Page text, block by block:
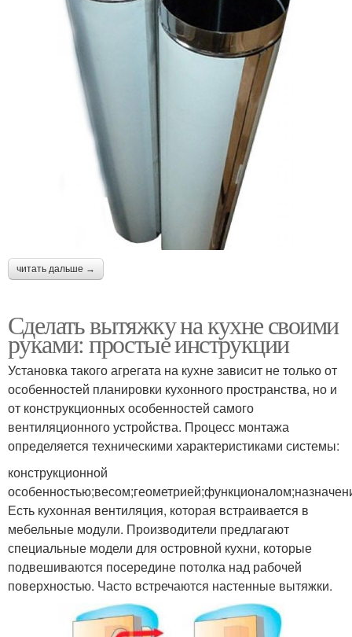
читать дальше →
Сделать вытяжку на кухне своими
руками: простые инструкции
Установка такого агрегата на кухне зависит не только от
особенностей планировки кухонного пространства, но и
от конструкционных особенностей самого
вентиляционного устройства. Процесс монтажа
определяется техническими характеристиками системы:
конструкционной
Есть кухонная вентиляция, которая встраивается в
мебельные модули. Производители предлагают
специальные модели для островной кухни, которые
подвешиваются посередине потолка над рабочей
поверхностью. Часто встречаются настенные вытяжки.